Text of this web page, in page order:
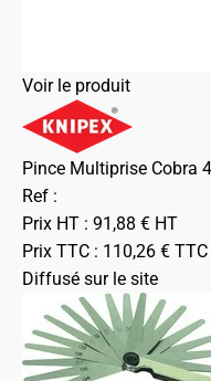
Voir le produit
Pince Multiprise Cobra
Ref :
Prix HT : 91,88 € HT
Prix TTC : 110,26 € TTC
Diffusé sur le site